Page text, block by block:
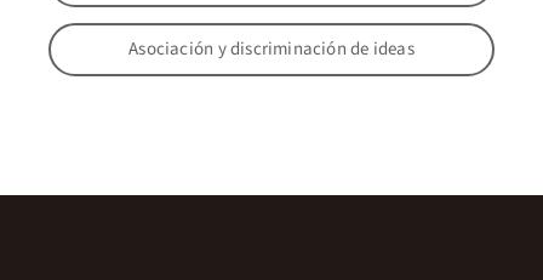
Asociación y discriminación de ideas